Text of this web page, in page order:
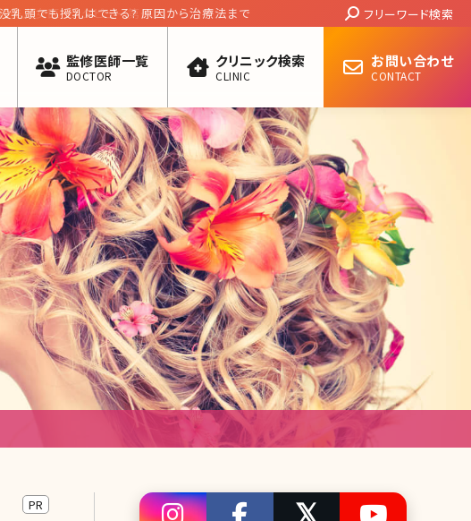
陥没乳頭でも授乳はできる? 原因から治療法まで Search:
フリーワード検索
監修医師一覧
DOCTOR
クリニック検索
CLINIC
お問い合わせ
CONTACT
PR